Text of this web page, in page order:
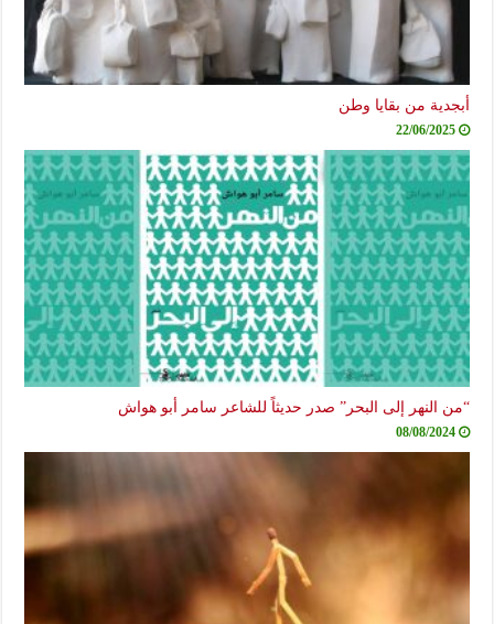
أبجدية من بقايا وطن
22/06/2025
“من النهر إلى البحر” صدر حديثاً للشاعر سامر أبو هواش
08/08/2024